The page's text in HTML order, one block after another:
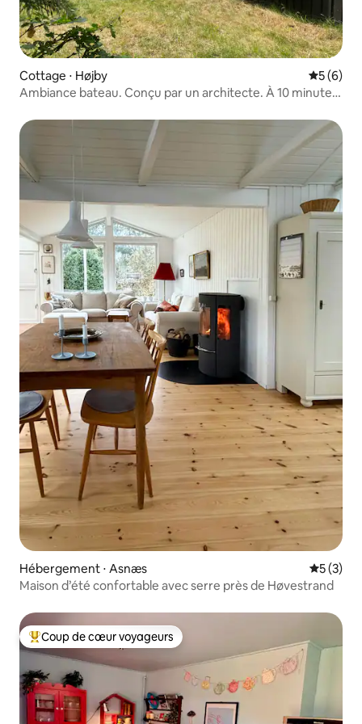
Cottage ⋅ Højby
5 (6)
Ambiance bateau. Conçu par un architecte. À 10 minutes
Hébergement ⋅ Asnæs
5 (3)
Maison d’été confortable avec serre près de Høvestrand
Coups de cœur voyageurs les plus appréciés
Coup de cœur voyageurs